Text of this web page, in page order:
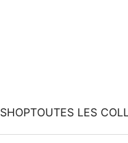
SHOPTOUTES LES